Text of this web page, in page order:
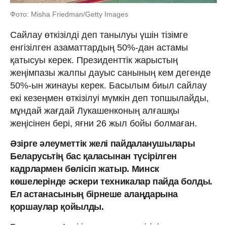
Фото: Misha Friedman/Getty Images
Сайлау өткізілді деп танылуы үшін тізімге
енгізілген азаматтардың 50%-дан астамы
қатысуы керек. Президенттік жарыстың
жеңімпазы жалпы дауыс санының кем дегенде
50%-ын жинауы керек. Басылым биыл сайлау
екі кезеңмен өткізілуі мүмкін деп топшылайды,
мұндай жағдай Лукашенконың алғашқы
жеңісінен бері, яғни 26 жыл бойы болмаған.
Әзірге әлеуметтік желі пайдаланушылары
Беларусьтің бас қаласынан түсірілген
кадрлармен бөлісіп жатыр. Минск
көшелерінде әскери техникалар пайда болды.
Ел астанасының бірнеше алаңдарына
қоршаулар қойылды.